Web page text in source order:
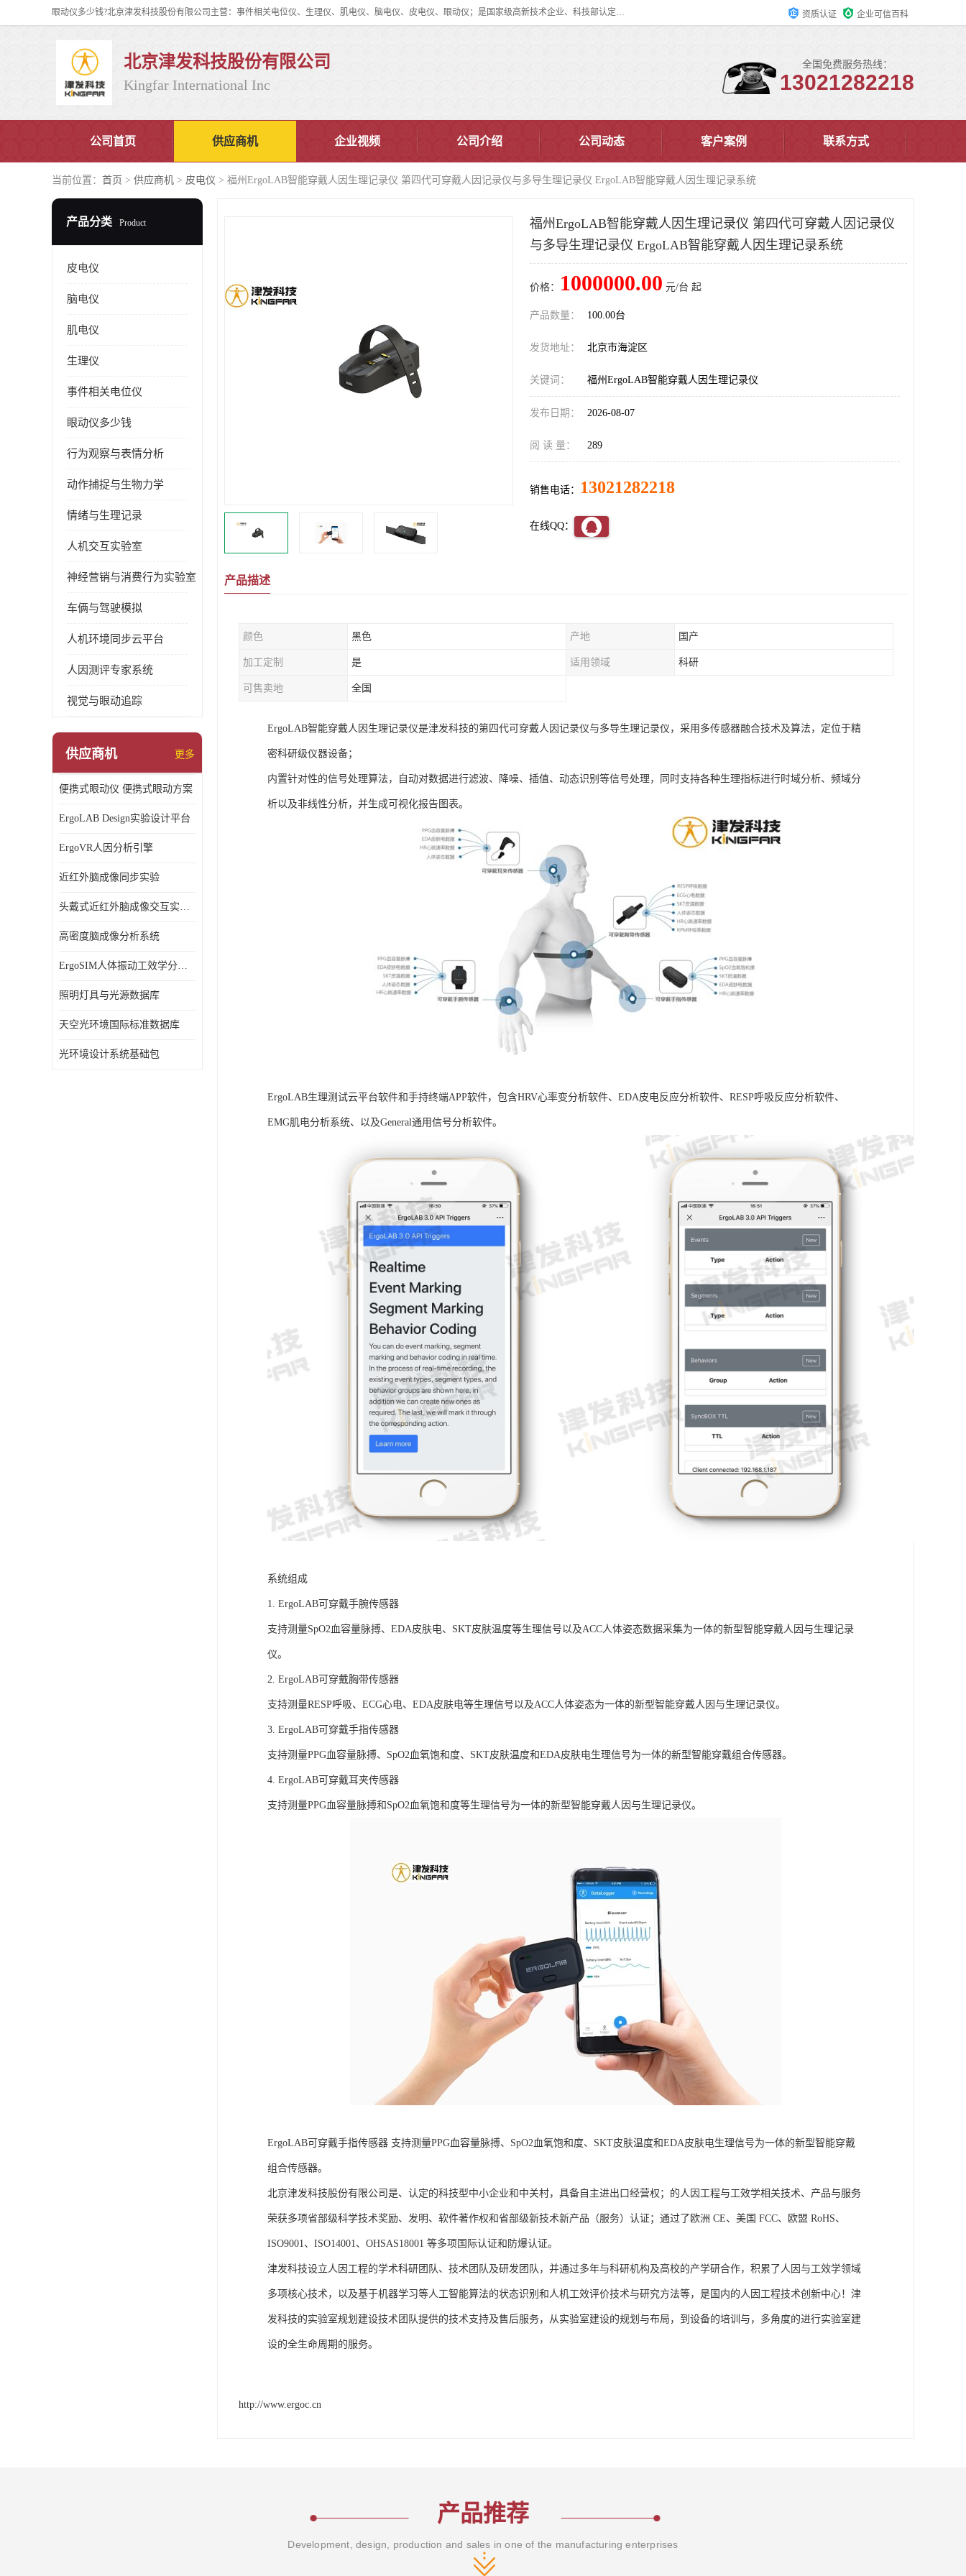
眼动仪多少钱?北京津发科技股份有限公司主营：事件相关电位仪、生理仪、肌电仪、脑电仪、皮电仪、眼动仪；是国家级高新技术企业、科技部认定的科技型中小企业和中关村高新技术企业，具备保密资格，具备自主进出口经营权；自主研发技术、产品与服务荣获多项省部级科学技术奖励、国家发明专利、国家软件著作权和省部级新技术新产品（服务）认证。 资质认证 企业可信百科
北京津发科技股份有限公司
Kingfar International Inc
全国免费服务热线：
13021282218
公司首页 供应商机 企业视频 公司介绍 公司动态 客户案例 联系方式
当前位置： 首页 > 供应商机 > 皮电仪 > 福州ErgoLAB智能穿戴人因生理记录仪 第四代可穿戴人因记录仪与多导生理记录仪 ErgoLAB智能穿戴人因生理记录系统
产品分类 Product
皮电仪
脑电仪
肌电仪
生理仪
事件相关电位仪
眼动仪多少钱
行为观察与表情分析
动作捕捉与生物力学
情绪与生理记录
人机交互实验室
神经营销与消费行为实验室
车俩与驾驶模拟
人机环境同步云平台
人因测评专家系统
视觉与眼动追踪
供应商机 更多
便携式眼动仪 便携式眼动方案
ErgoLAB Design实验设计平台
ErgoVR人因分析引擎
近红外脑成像同步实验
头戴式近红外脑成像交互实验室
高密度脑成像分析系统
ErgoSIM人体振动工效学分析系统
照明灯具与光源数据库
天空光环境国际标准数据库
光环境设计系统基础包
福州ErgoLAB智能穿戴人因生理记录仪 第四代可穿戴人因记录仪
与多导生理记录仪 ErgoLAB智能穿戴人因生理记录系统
价格： 1000000.00 元/台 起
产品数量： 100.00台
发货地址： 北京市海淀区
关键词： 福州ErgoLAB智能穿戴人因生理记录仪
发布日期： 2026-08-07
阅 读 量： 289
销售电话： 13021282218
在线QQ：
产品描述
颜色 黑色 产地 国产
加工定制 是 适用领域 科研
可售卖地 全国
ErgoLAB智能穿戴人因生理记录仪是津发科技的第四代可穿戴人因记录仪与多导生理记录仪，采用多传感器融合技术及算法，定位于精
密科研级仪器设备；
内置针对性的信号处理算法，自动对数据进行滤波、降噪、插值、动态识别等信号处理，同时支持各种生理指标进行时域分析、频域分
析以及非线性分析，并生成可视化报告图表。
ErgoLAB生理测试云平台软件和手持终端APP软件，包含HRV心率变分析软件、EDA皮电反应分析软件、RESP呼吸反应分析软件、
EMG肌电分析系统、以及General通用信号分析软件。
系统组成
1. ErgoLAB可穿戴手腕传感器
支持测量SpO2血容量脉搏、EDA皮肤电、SKT皮肤温度等生理信号以及ACC人体姿态数据采集为一体的新型智能穿戴人因与生理记录
仪。
2. ErgoLAB可穿戴胸带传感器
支持测量RESP呼吸、ECG心电、EDA皮肤电等生理信号以及ACC人体姿态为一体的新型智能穿戴人因与生理记录仪。
3. ErgoLAB可穿戴手指传感器
支持测量PPG血容量脉搏、SpO2血氧饱和度、SKT皮肤温度和EDA皮肤电生理信号为一体的新型智能穿戴组合传感器。
4. ErgoLAB可穿戴耳夹传感器
支持测量PPG血容量脉搏和SpO2血氧饱和度等生理信号为一体的新型智能穿戴人因与生理记录仪。
ErgoLAB可穿戴手指传感器 支持测量PPG血容量脉搏、SpO2血氧饱和度、SKT皮肤温度和EDA皮肤电生理信号为一体的新型智能穿戴
组合传感器。
北京津发科技股份有限公司是、认定的科技型中小企业和中关村，具备自主进出口经营权；的人因工程与工效学相关技术、产品与服务
荣获多项省部级科学技术奖励、发明、软件著作权和省部级新技术新产品（服务）认证；通过了欧洲 CE、美国 FCC、欧盟 RoHS、
ISO9001、ISO14001、OHSAS18001 等多项国际认证和防爆认证。
津发科技设立人因工程的学术科研团队、技术团队及研发团队，并通过多年与科研机构及高校的产学研合作，积累了人因与工效学领域
多项核心技术，以及基于机器学习等人工智能算法的状态识别和人机工效评价技术与研究方法等，是国内的人因工程技术创新中心！津
发科技的实验室规划建设技术团队提供的技术支持及售后服务，从实验室建设的规划与布局，到设备的培训与，多角度的进行实验室建
设的全生命周期的服务。
http://www.ergoc.cn
产品推荐
Development, design, production and sales in one of the manufacturing enterprises